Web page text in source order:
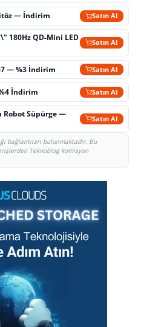
— İndirim Satın Al
180Hz QD-Mini LED
Satın Al
— %3 İndirim Satın Al
İndirim Satın Al
Robot Süpürge —
Satın Al
bağlantıları bulunmaktadır. Bu
Teknoblog komisyon